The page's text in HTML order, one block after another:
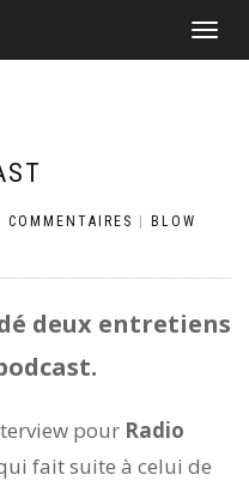
DÉPLIER
COMMENTAIRES
BLOW
deux entretiens
pour Radio
fait suite à celui de